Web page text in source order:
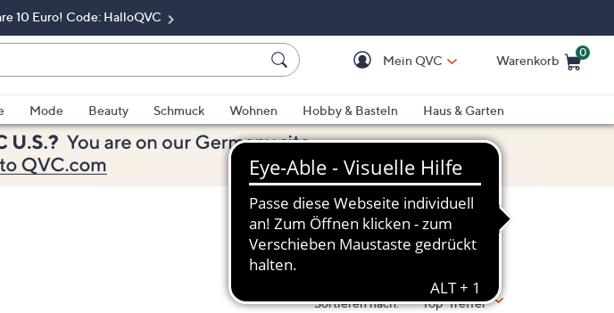
10 Euro! Code: HalloQVC
Mein QVC Warenkorb
0
Mode Beauty Schmuck Wohnen Hobby & Basteln
Haus & Garten
Sortieren nach: Top-Treffer